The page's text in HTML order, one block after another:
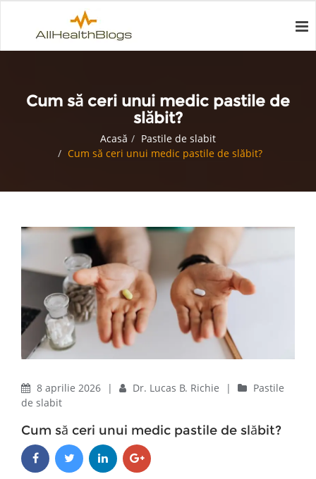
Cum să ceri unui medic pastile de
slăbit?
Acasă
Pastile de slabit
Cum să ceri unui medic pastile de slăbit?
8 aprilie 2026 | Dr. Lucas B. Richie |
Pastile
de slabit
Cum să ceri unui medic pastile de slăbit?